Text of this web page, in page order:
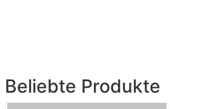
Beliebte Produkte